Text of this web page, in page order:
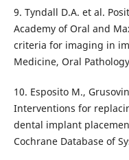
9. Tyndall D.A. et al.
Academy of Oral and
criteria for imaging in
Medicine, Oral
10. Esposito M.,
Interventions for
dental implant
Cochrane Database of